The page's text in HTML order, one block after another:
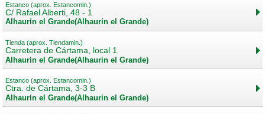
Estanco (aprox. Estancomin.)
C/ Rafael Alberti, 48 - 1
Alhaurín el Grande(Alhaurín el Grande)
Tienda (aprox. Tiendamin.)
Carretera de Cártama, local 1
Alhaurín el Grande(Alhaurín el Grande)
Estanco (aprox. Estancomin.)
Ctra. de Cártama, 3-3 B
Alhaurín el Grande(Alhaurín el Grande)